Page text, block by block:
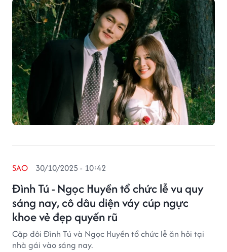
Đình Tú - Ngọc Huyền tổ chức lễ vu quy
sáng nay, cô dâu diện váy cúp ngực
khoe vẻ đẹp quyến rũ
SAO 30/10/2025 - 10:42
Cặp đôi Đình Tú và Ngọc Huyền tổ chức lễ ăn hỏi tại
nhà gái vào sáng nay.